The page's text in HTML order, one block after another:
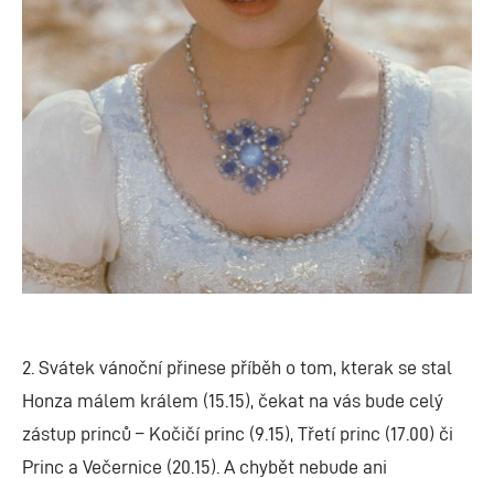
2. Svátek vánoční přinese příběh o tom, kterak se stal
Honza málem králem (15.15), čekat na vás bude celý
zástup princů – Kočičí princ (9.15), Třetí princ (17.00) či
Princ a Večernice (20.15). A chybět nebude ani